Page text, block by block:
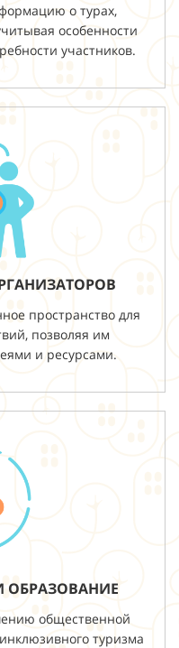
о турах,
особенности
участников.
пространство для
позволяя им
и ресурсами.
ОБРАЗОВАНИЕ
общественной
туризма